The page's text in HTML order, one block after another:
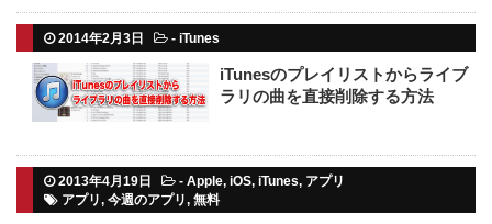
2014年2月3日 - iTunes
iTunesのプレイリストからライブ
ラリの曲を直接削除する方法
2013年4月19日 - Apple, iOS, iTunes, アプリ
アプリ, 今週のアプリ, 無料